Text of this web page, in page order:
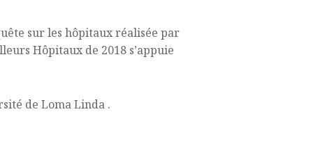
sur les hôpitaux réalisée par
Hôpitaux de 2018 s’appuie
de Loma Linda .